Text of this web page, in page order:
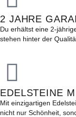
2 JAHRE
Du erhältst eine 2-
stehen hinter der
EDELSTEINE
Mit einzigartigen
nicht nur Schönheit,